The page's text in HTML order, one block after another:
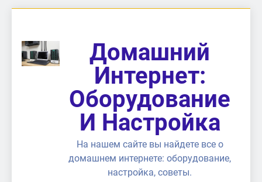
содержимому
Домашний
Интернет:
Оборудование
И Настройка
На нашем сайте вы найдете все о
домашнем интернете: оборудование,
настройка, советы.